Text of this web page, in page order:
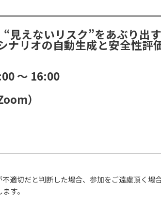
“見えないリスク”をあぶり出
ナリオの自動生成と安全性評
〜 16:00
）
適切だと判断した場合、参加をご遠慮頂く場合
す。